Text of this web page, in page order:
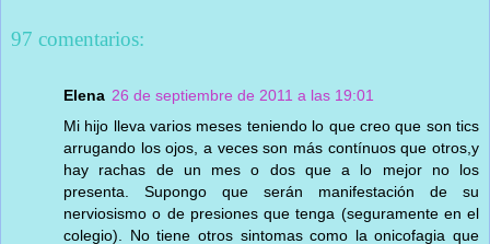
97 comentarios:
Elena 26 de septiembre de 2011 a las 19:01
Mi hijo lleva varios meses teniendo lo que creo que son tics
arrugando los ojos, a veces son más contínuos que otros,y
hay rachas de un mes o dos que a lo mejor no los
presenta. Supongo que serán manifestación de su
nerviosismo o de presiones que tenga (seguramente en el
colegio). No tiene otros sintomas como la onicofagia que